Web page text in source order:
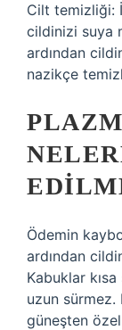
Cilt temizliği:
cildinizi suya
ardından
nazikçe
Ödemin
ardından
Kabuklar
uzun sürmez.
güneşten